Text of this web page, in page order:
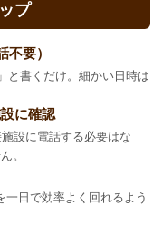
プ
要）
と書くだけ。細かい日時は
に確認
設に電話する必要はな
。
一日で効率よく回れるよう